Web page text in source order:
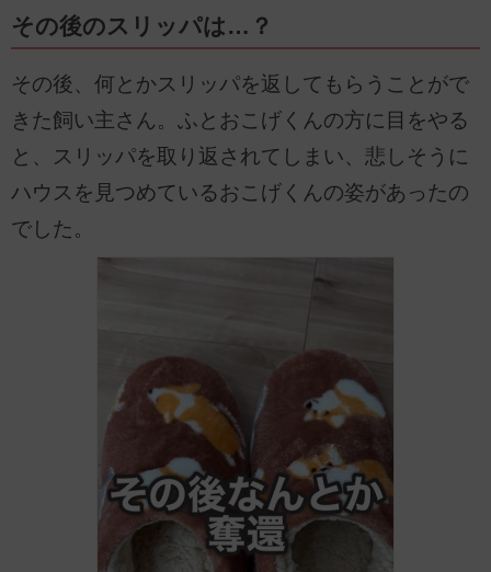
その後のスリッパは…？
その後、何とかスリッパを返してもらうことがで
きた飼い主さん。ふとおこげくんの方に目をやる
と、スリッパを取り返されてしまい、悲しそうに
ハウスを見つめているおこげくんの姿があったの
でした。